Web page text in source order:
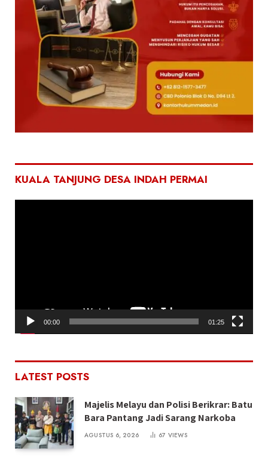
KUALA TANJUNG DESA INDAH PERMAI
00:00 01:25
LATEST POSTS
Majelis Melayu dan Polisi Berikrar: Batu
Bara Pantang Jadi Sarang Narkoba
AGUSTUS 6, 2026 67 VIEWS